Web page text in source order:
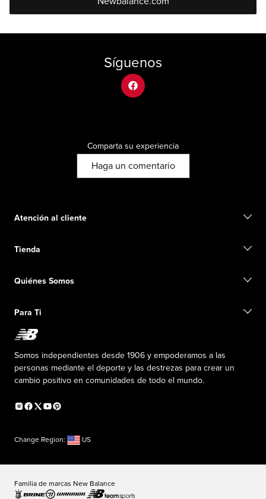
Síguenos
facebook
Comparta su experiencia
Haga un comentario
Atención al cliente
Iniciar una devolución
Conviértete en miembro
Tienda
Tarjetas de regalo
Exclusiones de ventas
Reconsidered
Quiénes Somos
Liderazgo responsable
Fundación New Balance
Carreras
La PISTA en New Balance
Sala de prensa
Información sobre el plan médico
Para Ti
Descuentos especiales
Programa de afiliados
Productos falsificados
Declaración de accesibilidad
Somos independientes desde 1906 y empoderamos a las
personas mediante el deporte y las destrezas para crear un
cambio positivo en comunidades de todo el mundo.
Change Region: US
Familia de marcas New Balance